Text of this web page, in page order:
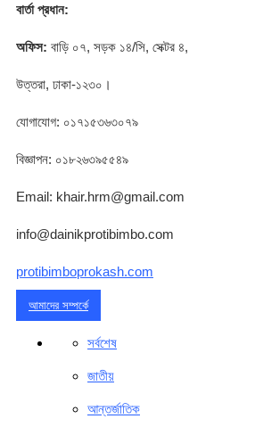
বার্তা প্রধান:
অফিস: বাড়ি ০৭, সড়ক ১৪/সি, সেক্টর ৪,
উত্তরা, ঢাকা-১২৩০।
যোগাযোগ: ০১৭১৫৩৬৩০৭৯
বিজ্ঞাপন: ০১৮২৬৩৯৫৫৪৯
Email: khair.hrm@gmail.com
info@dainikprotibimbo.com
protibimboprokash.com
আমাদের সম্পর্কে
সর্বশেষ
জাতীয়
আন্তর্জাতিক